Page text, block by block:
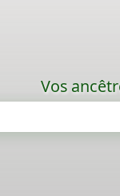
Vos